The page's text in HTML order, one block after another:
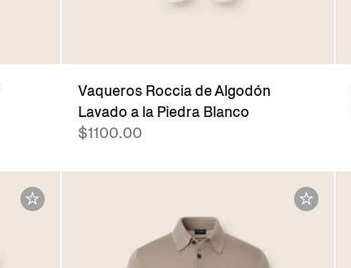
Vaqueros Roccia de Algodón
Lavado a la Piedra Blanco
$1100.00